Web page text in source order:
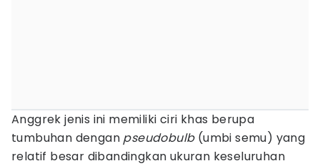
Anggrek jenis ini memiliki ciri khas berupa
tumbuhan dengan pseudobulb(umbi semu) yang
relatif besar dibandingkan ukuran keseluruhan